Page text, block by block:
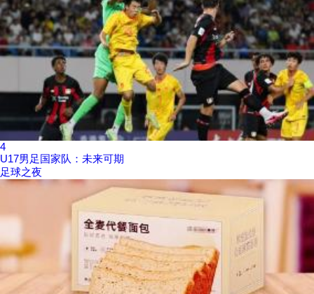
4
U17男足国家队：未来可期
足球之夜